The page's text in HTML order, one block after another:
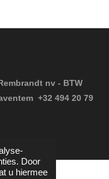
Door
u hiermee
nv - BTW
+32 494 20 79